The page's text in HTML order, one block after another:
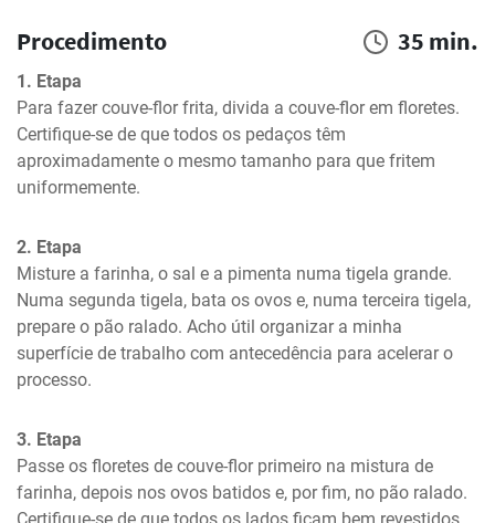
Procedimento 35 min.
1. Etapa
Para fazer couve-flor frita, divida a couve-flor em floretes.
Certifique-se de que todos os pedaços têm
aproximadamente o mesmo tamanho para que fritem
uniformemente.
2. Etapa
Misture a farinha, o sal e a pimenta numa tigela grande.
Numa segunda tigela, bata os ovos e, numa terceira tigela,
prepare o pão ralado. Acho útil organizar a minha
superfície de trabalho com antecedência para acelerar o
processo.
3. Etapa
Passe os floretes de couve-flor primeiro na mistura de
farinha, depois nos ovos batidos e, por fim, no pão ralado.